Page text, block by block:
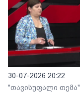
30-07-2026 20:22
"თავისუფალი თემა"